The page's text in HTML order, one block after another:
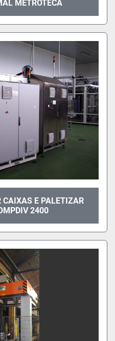
METROTECA
CAIXAS E PALETIZAR
2400